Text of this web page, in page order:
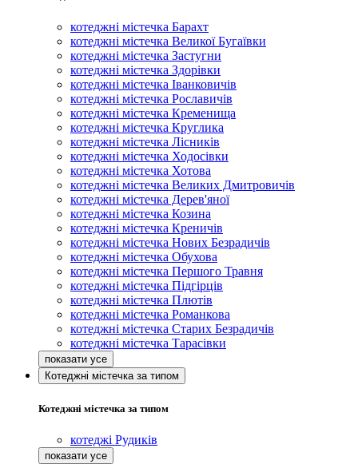
котеджні містечка Барахт
котеджні містечка Великої Бугаївки
котеджні містечка Застугни
котеджні містечка Здорівки
котеджні містечка Іванковичів
котеджні містечка Рославичів
котеджні містечка Кременища
котеджні містечка Круглика
котеджні містечка Лісників
котеджні містечка Ходосівки
котеджні містечка Хотова
котеджні містечка Великих Дмитровичів
котеджні містечка Дерев'яної
котеджні містечка Козина
котеджні містечка Креничів
котеджні містечка Нових Безрадичів
котеджні містечка Обухова
котеджні містечка Першого Травня
котеджні містечка Підгірців
котеджні містечка Плютів
котеджні містечка Романкова
котеджні містечка Старих Безрадичів
котеджні містечка Тарасівки
Котеджні містечка за типом
Котеджні містечка за типом
котеджі Рудиків